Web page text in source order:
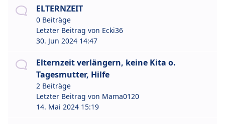
ELTERNZEIT
0 Beiträge
Letzter Beitrag von Ecki36
30. Jun 2024 14:47
Elternzeit verlängern, keine Kita o.
Tagesmutter, Hilfe
2 Beiträge
Letzter Beitrag von Mama0120
14. Mai 2024 15:19